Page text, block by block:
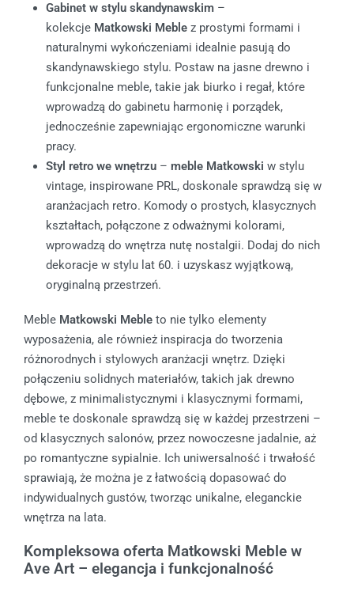
Gabinet w stylu skandynawskim –
kolekcje Matkowski Meble z prostymi formami i
naturalnymi wykończeniami idealnie pasują do
skandynawskiego stylu. Postaw na jasne drewno i
funkcjonalne meble, takie jak biurko i regał, które
wprowadzą do gabinetu harmonię i porządek,
jednocześnie zapewniając ergonomiczne warunki
pracy.
Styl retro we wnętrzu –meble Matkowski w stylu
vintage, inspirowane PRL, doskonale sprawdzą się w
aranżacjach retro. Komody o prostych, klasycznych
kształtach, połączone z odważnymi kolorami,
wprowadzą do wnętrza nutę nostalgii. Dodaj do nich
dekoracje w stylu lat 60. i uzyskasz wyjątkową,
oryginalną przestrzeń.
Meble Matkowski Meble to nie tylko elementy
wyposażenia, ale również inspiracja do tworzenia
różnorodnych i stylowych aranżacji wnętrz. Dzięki
połączeniu solidnych materiałów, takich jak drewno
dębowe, z minimalistycznymi i klasycznymi formami,
meble te doskonale sprawdzą się w każdej przestrzeni –
od klasycznych salonów, przez nowoczesne jadalnie, aż
po romantyczne sypialnie. Ich uniwersalność i trwałość
sprawiają, że można je z łatwością dopasować do
indywidualnych gustów, tworząc unikalne, eleganckie
wnętrza na lata.
Kompleksowa oferta Matkowski Meble w
Ave Art – elegancja i funkcjonalność